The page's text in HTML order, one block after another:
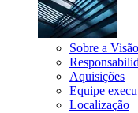
Sobre a
Aquisições
Equipe
Localização